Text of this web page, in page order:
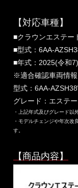
【対応車種】
■クラウンエステー
■型式：6AA-
■年式：2025(令和
※適合確認車両情報
型式：6AA-
グレード：エステ
・上記年式及びグレード以
・モデルチェンジや年次改
す。
【商品内容】